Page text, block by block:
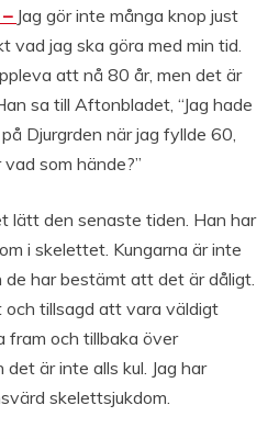
– Jag gör inte många knop just
vad jag ska göra med min tid.
att nå 80 år, men det är
sa till Aftonbladet, “Jag hade
Djurgrden när jag fyllde 60,
som hände?”
lätt den senaste tiden. Han har
i skelettet. Kungarna är inte
de har bestämt att det är dåligt.
tillsagd att vara väldigt
fram och tillbaka över
är inte alls kul. Jag har
skelettsjukdom.